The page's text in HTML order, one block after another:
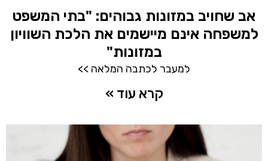
אב שחויב במזונות גבוהים: "בתי המשפט
למשפחה אינם מיישמים את הלכת השוויון
במזונות"
למעבר לכתבה המלאה >>
קרא עוד »